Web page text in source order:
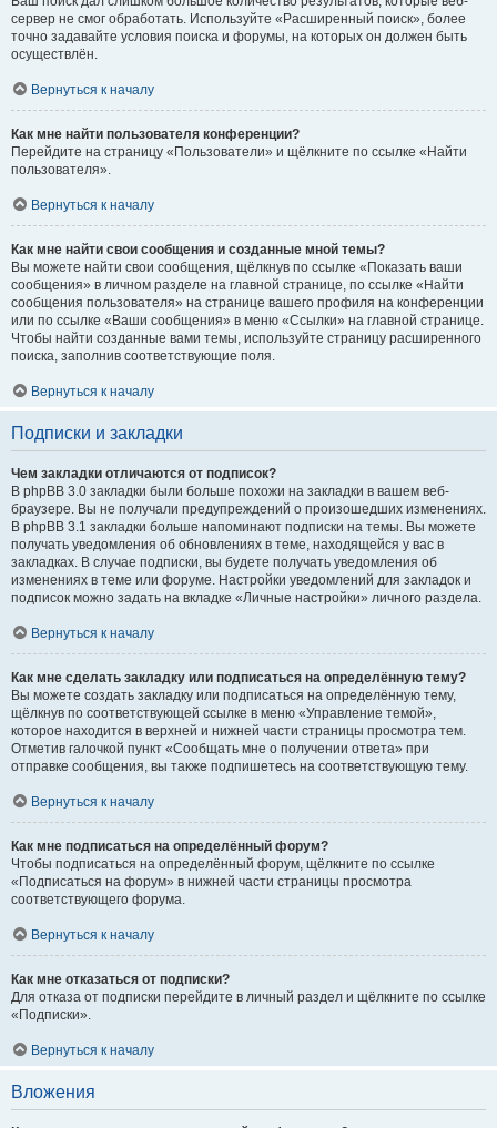
сервер не смог обработать. Используйте «Расширенный поиск», более
точно задавайте условия поиска и форумы, на которых он должен быть
осуществлён.
Вернуться к началу
Как мне найти пользователя конференции?
Перейдите на страницу «Пользователи» и щёлкните по ссылке «Найти
пользователя».
Вернуться к началу
Как мне найти свои сообщения и созданные мной темы?
Вы можете найти свои сообщения, щёлкнув по ссылке «Показать ваши
сообщения» в личном разделе на главной странице, по ссылке «Найти
сообщения пользователя» на странице вашего профиля на конференции
или по ссылке «Ваши сообщения» в меню «Ссылки» на главной странице.
Чтобы найти созданные вами темы, используйте страницу расширенного
поиска, заполнив соответствующие поля.
Вернуться к началу
Подписки и закладки
Чем закладки отличаются от подписок?
В phpBB 3.0 закладки были больше похожи на закладки в вашем веб-
браузере. Вы не получали предупреждений о произошедших изменениях.
В phpBB 3.1 закладки больше напоминают подписки на темы. Вы можете
получать уведомления об обновлениях в теме, находящейся у вас в
закладках. В случае подписки, вы будете получать уведомления об
изменениях в теме или форуме. Настройки уведомлений для закладок и
подписок можно задать на вкладке «Личные настройки» личного раздела.
Вернуться к началу
Как мне сделать закладку или подписаться на определённую тему?
Вы можете создать закладку или подписаться на определённую тему,
щёлкнув по соответствующей ссылке в меню «Управление темой»,
которое находится в верхней и нижней части страницы просмотра тем.
Отметив галочкой пункт «Сообщать мне о получении ответа» при
отправке сообщения, вы также подпишетесь на соответствующую тему.
Вернуться к началу
Как мне подписаться на определённый форум?
Чтобы подписаться на определённый форум, щёлкните по ссылке
«Подписаться на форум» в нижней части страницы просмотра
соответствующего форума.
Вернуться к началу
Как мне отказаться от подписки?
Для отказа от подписки перейдите в личный раздел и щёлкните по ссылке
«Подписки».
Вернуться к началу
Вложения